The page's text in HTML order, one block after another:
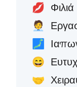
💋 Φιλιά
🧑‍💼
🗾
😄
🤝